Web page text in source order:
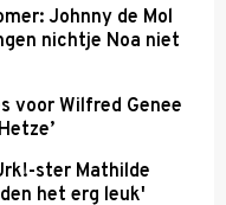
Johnny de Mol
nichtje Noa niet
voor Wilfred Genee
ster Mathilde
het erg leuk'